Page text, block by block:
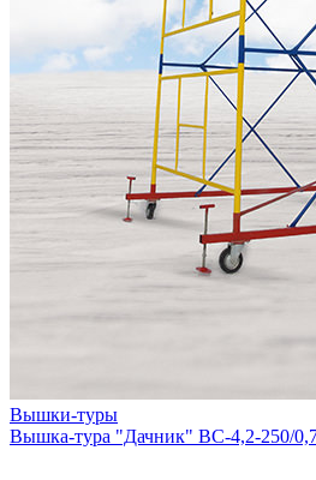
Вышки-туры
Вышка-тура "Дачник" ВС-4,2-250/